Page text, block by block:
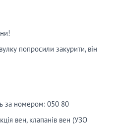
попросили закурити, він
за номером: 050 80
вен, клапанів вен (УЗО